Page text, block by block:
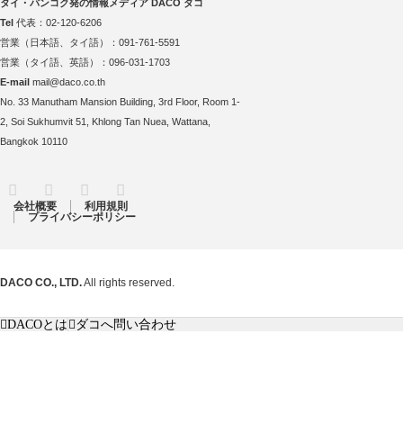
タイ・バンコク発の情報メディア DACO ダコ
Tel 代表：02-120-6206
営業（日本語、タイ語）：091-761-5591
営業（タイ語、英語）：096-031-1703
E-mail mail@daco.co.th
No. 33 Manutham Mansion Building, 3rd Floor, Room 1-
2, Soi Sukhumvit 51, Khlong Tan Nuea, Wattana,
Bangkok 10110
Twitter FacebookInstagram
会社概要
利用規則
プライバシーポリシー
DACO CO., LTD.All rights reserved.
DACOとは ダコへ問い合わせ